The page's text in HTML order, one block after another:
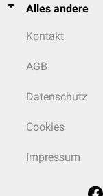
Alles andere
Kontakt
AGB
Datenschutz
Cookies
Impressum